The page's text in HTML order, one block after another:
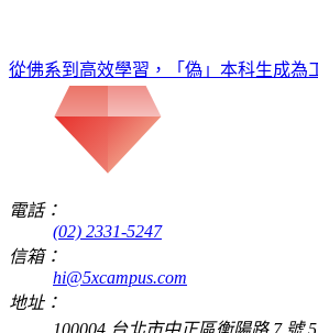
從佛系到高效學習，「偽」本科生成為
電話：
(02) 2331-5247
信箱：
hi@5xcampus.com
地址：
100004 台北市中正區衡陽路 7 號